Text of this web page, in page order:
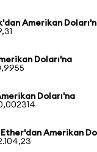
Amerikan
Doları'na
Doları'na
Amerikan